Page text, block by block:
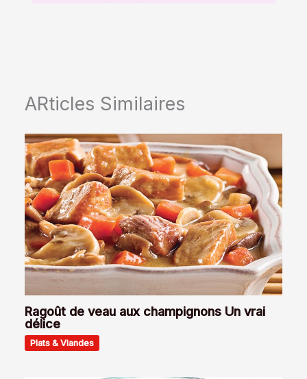
ARticles Similaires
Ragoût de veau aux champignons Un vrai
délice
Plats & Viandes